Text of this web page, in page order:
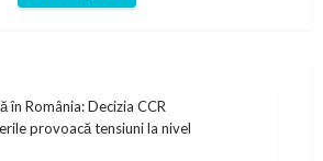
în România: Decizia CCR
provoacă tensiuni la nivel